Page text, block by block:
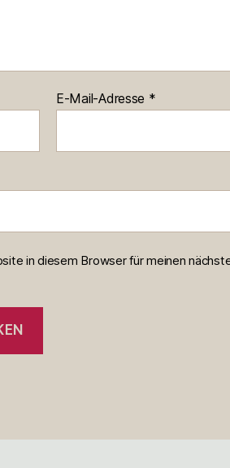
E-Mail-Adresse *
in diesem Browser für meinen